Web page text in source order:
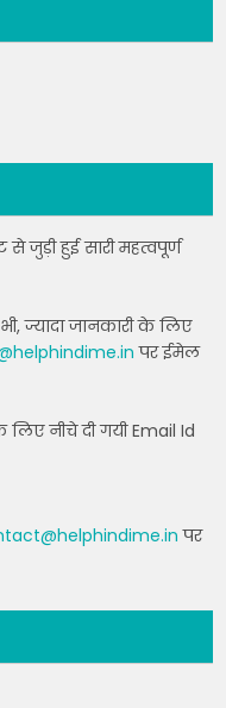
जुड़ी हुई सारी महत्वपूर्ण
ज्यादा जानकारी के लिए
पर ईमेल
नीचे दी गयी Email Id
पर